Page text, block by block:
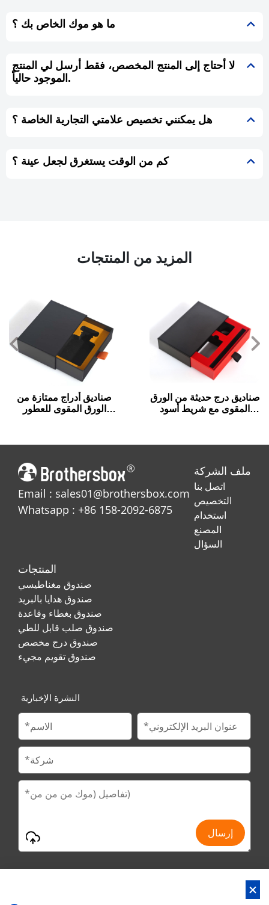
ما هو موك الخاص بك ؟
لا أحتاج إلى المنتج المخصص، فقط أرسل لي المنتج
الموجود حالياً.
هل يمكنني تخصيص علامتي التجارية الخاصة ؟
كم من الوقت يستغرق لجعل عينة ؟
المزيد من المنتجات
صناديق أدراج ممتازة من
الورق المقوى للعطور
صناديق درج حديثة من الورق
المقوى مع شريط أسود
Email : sales01@brothersbox.com
Whatsapp : +86 158-2092-6875
ملف الشركة
اتصل بنا
التخصيص
استخدام
المصنع
السؤال
المنتجات
صندوق مغناطيسي
صندوق هدايا بالبريد
صندوق بغطاء وقاعدة
صندوق صلب قابل للطي
صندوق درج مخصص
صندوق تقويم مجيء
النشرة الإخبارية